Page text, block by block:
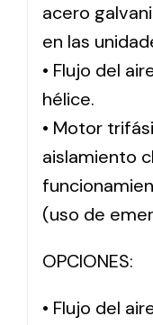
acero
en las
• Flujo del
hélice.
• Motor
aislamiento
(uso de
OPCIONES:
• Flujo del